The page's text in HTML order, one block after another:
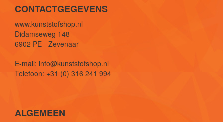
CONTACTGEGEVENS
www.kunststofshop.nl
Didamseweg 148
6902 PE - Zevenaar
E-mail: info@kunststofshop.nl
Telefoon: +31 (0) 316 241 994
ALGEMEEN